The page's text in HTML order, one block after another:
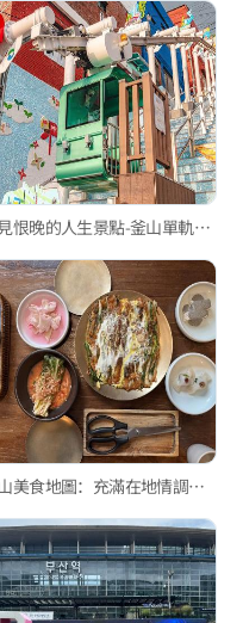
相見恨晚的人生景點-釜山單軌電車篇
釜山美食地圖：充滿在地情調的美食景點